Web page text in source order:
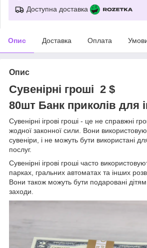
Доступна доставка
Опис Доставка Оплата
Опис
Сувенірні гроші 2 $
80шт Банк приколів для
Сувенірні ігрові гроші - це не справжні
жодної законної сили. Вони
сувеніри, і не можуть бути використані
послуг.
Сувенірні ігрові гроші часто
парках, гральних автоматах та інших
Вони також можуть бути подаровані
заходи.